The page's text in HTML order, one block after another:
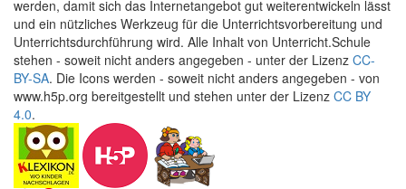
werden, damit sich das Internetangebot gut weiterentwickeln lässt
und ein nützliches Werkzeug für die Unterrichtsvorbereitung und
Unterrichtsdurchführung wird. Alle Inhalt von Unterricht.Schule
stehen - soweit nicht anders angegeben - unter der Lizenz CC-
BY-SA. Die Icons werden - soweit nicht anders angegeben - von
www.h5p.org bereitgestellt und stehen unter der Lizenz CC BY
4.0.